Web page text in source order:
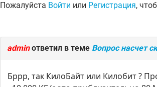
Пожалуйста Войти или Регистрация,
adminответил в теме Вопрос насчет
Бррр, так КилоБайт или Килобит ?